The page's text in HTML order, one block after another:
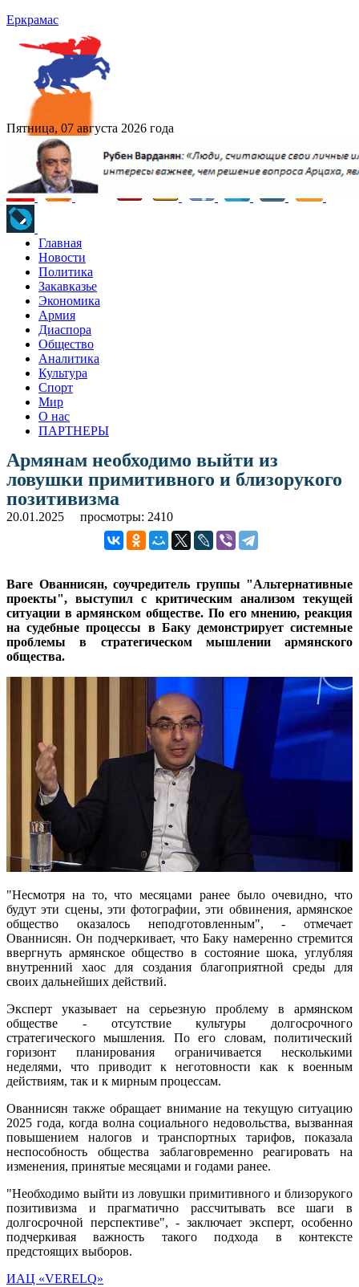
Еркрамас
Пятница, 07 августа 2026 года
Главная
Новости
Политика
Закавказье
Экономика
Армия
Диаспора
Общество
Аналитика
Культура
Спорт
Мир
О нас
ПАРТНЕРЫ
Армянам необходимо выйти из
ловушки примитивного и близорукого
позитивизма
20.01.2025 просмотры: 2410
Ваге Ованнисян, соучредитель группы "Альтернативные
проекты", выступил с критическим анализом текущей
ситуации в армянском обществе. По его мнению, реакция
на судебные процессы в Баку демонстрирует системные
проблемы в стратегическом мышлении армянского
общества.
"Несмотря на то, что месяцами ранее было очевидно, что
будут эти сцены, эти фотографии, эти обвинения, армянское
общество оказалось неподготовленным", - отмечает
Ованнисян. Он подчеркивает, что Баку намеренно стремится
ввергнуть армянское общество в состояние шока, углубляя
внутренний хаос для создания благоприятной среды для
своих дальнейших действий.
Эксперт указывает на серьезную проблему в армянском
обществе - отсутствие культуры долгосрочного
стратегического мышления. По его словам, политический
горизонт планирования ограничивается несколькими
неделями, что приводит к неготовности как к военным
действиям, так и к мирным процессам.
Ованнисян также обращает внимание на текущую ситуацию
2025 года, когда волна социального недовольства, вызванная
повышением налогов и транспортных тарифов, показала
неспособность общества заблаговременно реагировать на
изменения, принятые месяцами и годами ранее.
"Необходимо выйти из ловушки примитивного и близорукого
позитивизма и прагматично рассчитывать все шаги в
долгосрочной перспективе", - заключает эксперт, особенно
подчеркивая важность такого подхода в контексте
предстоящих выборов.
ИАЦ «VERELQ»